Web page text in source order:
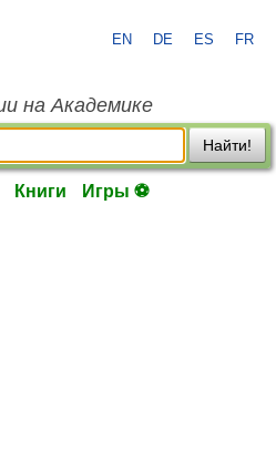
EN DE ES FR
на Академике
Найти!
Книги Игры ⚽